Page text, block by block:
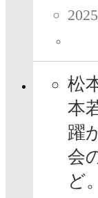
松
本
躍
会
ど。